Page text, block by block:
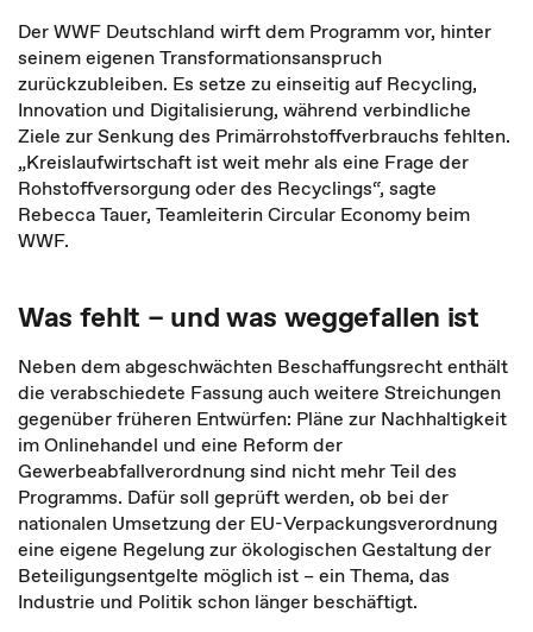
Der WWF Deutschland wirft dem Programm vor, hinter
seinem eigenen Transformationsanspruch
zurückzubleiben. Es setze zu einseitig auf Recycling,
Innovation und Digitalisierung, während verbindliche
Ziele zur Senkung des Primärrohstoffverbrauchs fehlten.
„Kreislaufwirtschaft ist weit mehr als eine Frage der
Rohstoffversorgung oder des Recyclings“, sagte
Rebecca Tauer, Teamleiterin Circular Economy beim
WWF.
Was fehlt – und was weggefallen ist
Neben dem abgeschwächten Beschaffungsrecht enthält
die verabschiedete Fassung auch weitere Streichungen
gegenüber früheren Entwürfen: Pläne zur Nachhaltigkeit
im Onlinehandel und eine Reform der
Gewerbeabfallverordnung sind nicht mehr Teil des
Programms. Dafür soll geprüft werden, ob bei der
nationalen Umsetzung der EU-Verpackungsverordnung
eine eigene Regelung zur ökologischen Gestaltung der
Beteiligungsentgelte möglich ist – ein Thema, das
Industrie und Politik schon länger beschäftigt.